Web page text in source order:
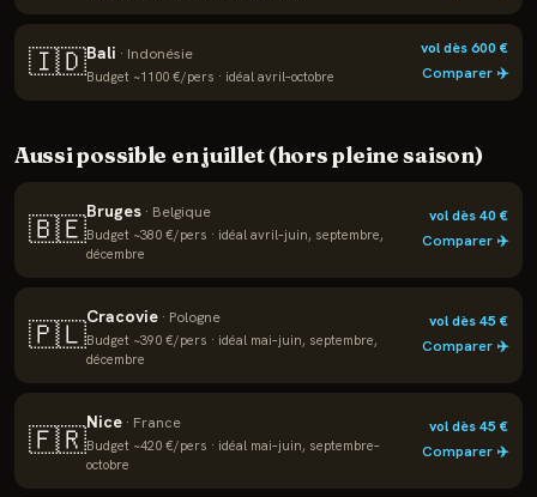
🇮🇩Bali · Indonésie
Budget ~1100 €/pers · idéal avril–octobre
vol dès600€
Comparer ✈️
Aussi possible enjuillet(hors pleine saison)
🇧🇪Bruges · Belgique
Budget ~380 €/pers · idéal avril–juin, septembre,
décembre
vol dès40€
Comparer ✈️
🇵🇱Cracovie · Pologne
Budget ~390 €/pers · idéal mai–juin, septembre,
décembre
vol dès45 €
Comparer ✈️
🇫🇷Nice · France
Budget ~420 €/pers · idéal mai–juin, septembre–
octobre
vol dès45 €
Comparer ✈️